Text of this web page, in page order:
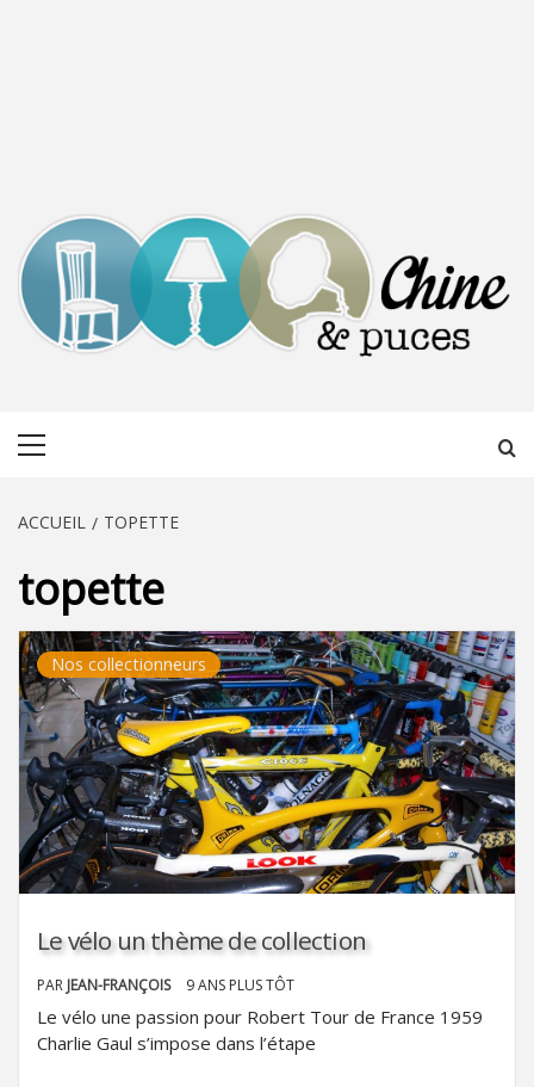
ACCUEIL TOPETTE
topette
Nos collectionneurs
Le vélo un thème de collection
PAR JEAN-FRANÇOIS 9 ANS PLUS TÔT
Le vélo une passion pour Robert Tour de France 1959
Charlie Gaul s’impose dans l’étape